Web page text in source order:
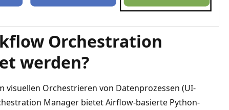
Orchestration
werden?
visuellen Orchestrieren von Datenprozessen (UI-
Manager bietet Airflow-basierte Python-